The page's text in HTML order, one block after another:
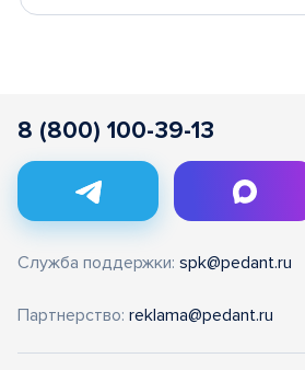
8 (800) 100-39-13
Служба поддержки: spk@pedant.ru
Партнерство: reklama@pedant.ru